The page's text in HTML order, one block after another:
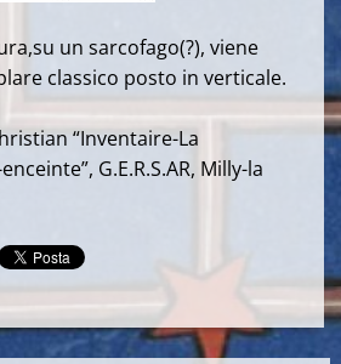
un sarcofago(?), viene
classico posto in verticale.
“Inventaire-La
G.E.R.S.AR, Milly-la